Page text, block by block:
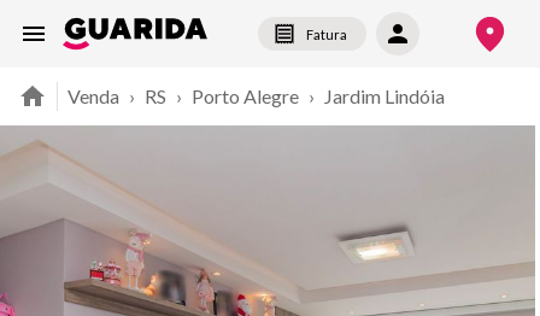
Fatura
Venda › RS › Porto Alegre › Jardim Lindóia